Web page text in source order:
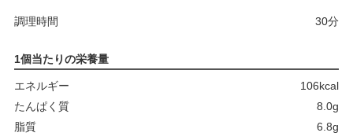
調理時間 30分
1個当たりの栄養量
エネルギー
106kcal
たんぱく質
8.0g
脂質
6.8g